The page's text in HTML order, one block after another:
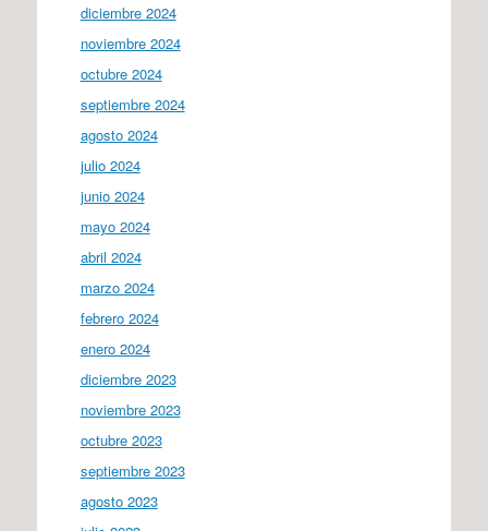
diciembre 2024
noviembre 2024
octubre 2024
septiembre 2024
agosto 2024
julio 2024
junio 2024
mayo 2024
abril 2024
marzo 2024
febrero 2024
enero 2024
diciembre 2023
noviembre 2023
octubre 2023
septiembre 2023
agosto 2023